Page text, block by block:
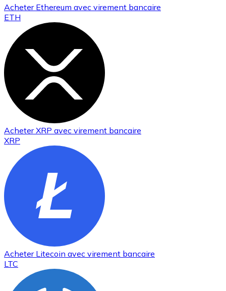
Acheter Ethereum avec virement bancaire
ETH
AcheterXRP avec virement bancaire
XRP
Acheter Litecoin avec virement bancaire
LTC